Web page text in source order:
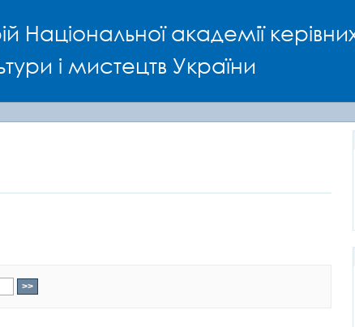
Національної академії
і мистецтв України